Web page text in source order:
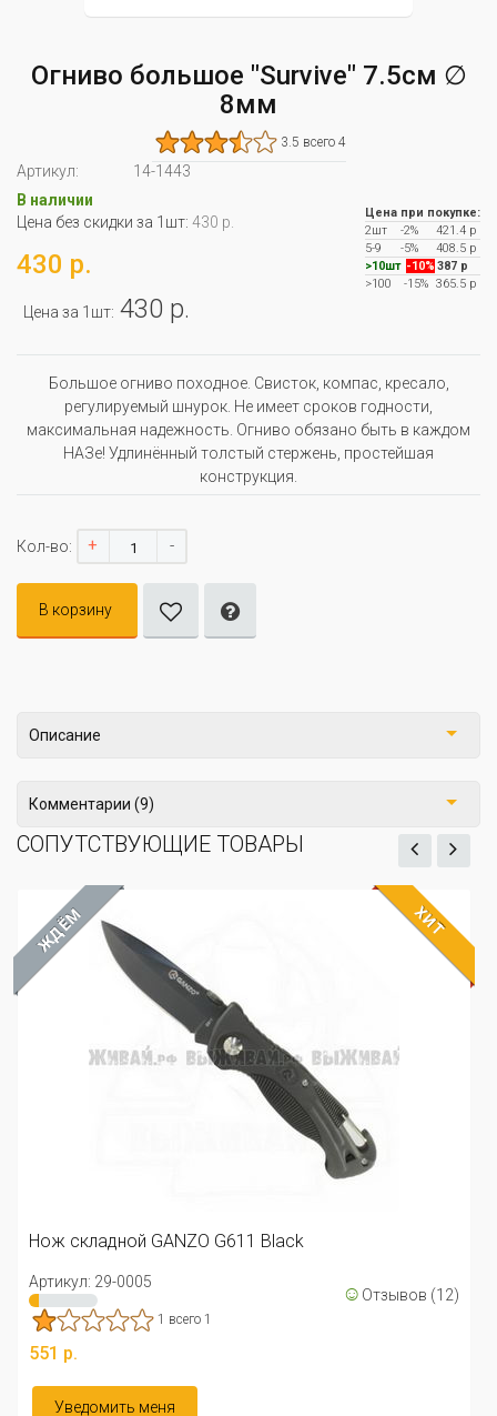
Огниво большое "Survive" 7.5см ∅
8мм
3.5 всего 4
Артикул:
14-1443
В наличии
Цена без скидки за 1шт: 430 р.
430 р.
Цена за 1шт: 430 р.
Цена при покупке:
2шт
-2%
421.4 р
5-9
-5%
408.5 р
>10шт -10% 387 р
>100
-15% 365.5 р
Большое огниво походное. Свисток, компас, кресало,
регулируемый шнурок. Не имеет сроков годности,
максимальная надежность. Огниво обязано быть в каждом
НАЗе! Удлинённый толстый стержень, простейшая
конструкция.
Кол-во: + -
В корзину
Описание
Комментарии (9)
СОПУТСТВУЮЩИЕ ТОВАРЫ
ХИТ
☺Отзывов (12)
Нож складной GANZO G611 Green
Артикул: 29-0003
551 р.
Уведомить меня